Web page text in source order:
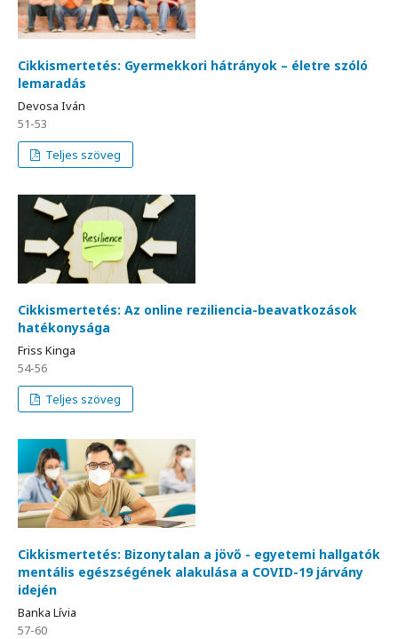
Cikkismertetés: Gyermekkori hátrányok – életre szóló
lemaradás
Devosa Iván
51-53
Teljes szöveg
Cikkismertetés: Az online reziliencia-beavatkozások
hatékonysága
Friss Kinga
54-56
Teljes szöveg
Cikkismertetés: Bizonytalan a jövő - egyetemi hallgatók
mentális egészségének alakulása a COVID-19 járvány
idején
Banka Lívia
57-60